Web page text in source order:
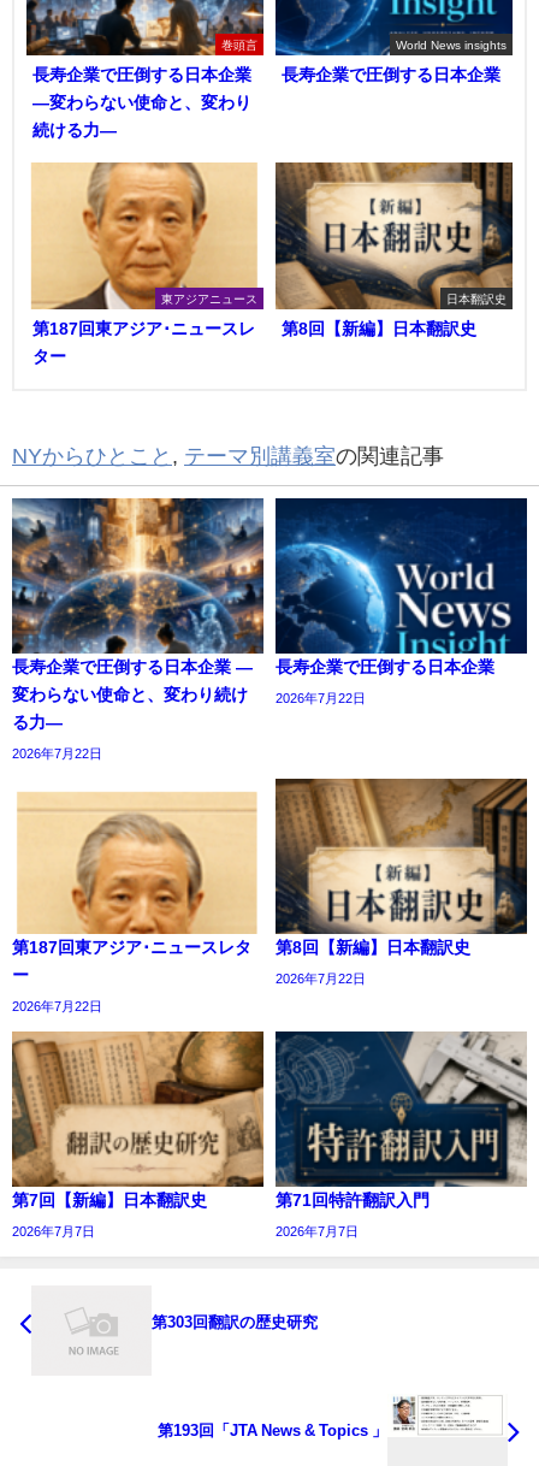
巻頭言
長寿企業で圧倒する日本企業
―変わらない使命と、変わり
続ける力―
World News insights
長寿企業で圧倒する日本企業
東アジアニュース
第187回東アジア･ニュースレ
ター
日本翻訳史
第8回【新編】日本翻訳史
NYからひとこと , テーマ別講義室の関連記事
長寿企業で圧倒する日本企業 ―
変わらない使命と、変わり続け
る力―
2026年7月22日
長寿企業で圧倒する日本企業
2026年7月22日
第187回東アジア･ニュースレタ
ー
2026年7月22日
第8回【新編】日本翻訳史
2026年7月22日
第7回【新編】日本翻訳史
2026年7月7日
第71回特許翻訳入門
2026年7月7日
第303回翻訳の歴史研究
第193回「JTA News & Topics 」